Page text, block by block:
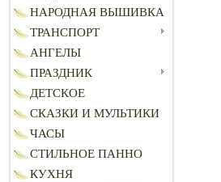
НАРОДНАЯ ВЫШИВКА
ТРАНСПОРТ
АНГЕЛЫ
ПРАЗДНИК
ДЕТСКОЕ
СКАЗКИ И МУЛЬТИКИ
ЧАСЫ
СТИЛЬНОЕ ПАННО
КУХНЯ